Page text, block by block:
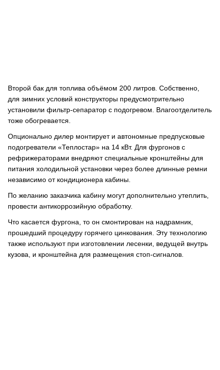
Второй бак для топлива объёмом 200 литров. Собственно,
для зимних условий конструкторы предусмотрительно
установили фильтр-сепаратор с подогревом. Влагоотделитель
тоже обогревается.
Опционально дилер монтирует и автономные предпусковые
подогреватели «Теплостар» на 14 кВт. Для фургонов с
рефрижераторами внедряют специальные кронштейны для
питания холодильной установки через более длинные ремни
независимо от кондиционера кабины.
По желанию заказчика кабину могут дополнительно утеплить,
провести антикоррозийную обработку.
Что касается фургона, то он смонтирован на надрамник,
прошедший процедуру горячего цинкования. Эту технологию
также используют при изготовлении лесенки, ведущей внутрь
кузова, и кронштейна для размещения стоп-сигналов.